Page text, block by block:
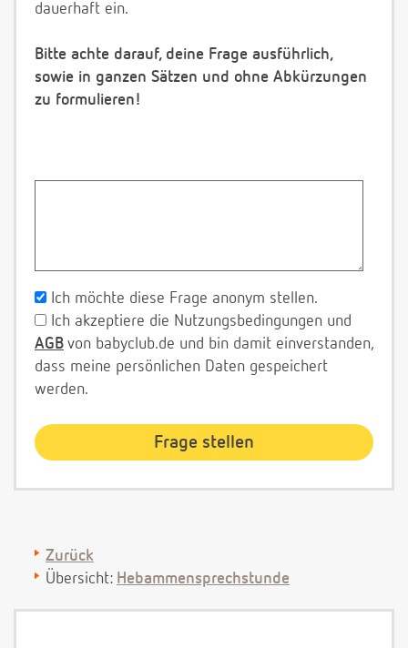
dauerhaft ein.
Bitte achte darauf, deine Frage ausführlich,
sowie in ganzen Sätzen und ohne Abkürzungen
zu formulieren!
Ich möchte diese Frage anonym stellen.
Ich akzeptiere die Nutzungsbedingungen und
AGB von babyclub.de und bin damit einverstanden,
dass meine persönlichen Daten gespeichert
werden.
Zurück
Übersicht: Hebammensprechstunde